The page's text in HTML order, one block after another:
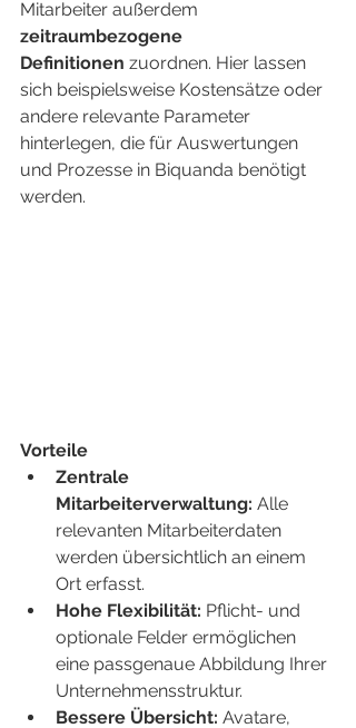
Mitarbeiter außerdem
zeitraumbezogene
Definitionen zuordnen. Hier lassen
sich beispielsweise Kostensätze oder
andere relevante Parameter
hinterlegen, die für Auswertungen
und Prozesse in Biquanda benötigt
werden.
Vorteile
Zentrale
Mitarbeiterverwaltung: Alle
relevanten Mitarbeiterdaten
werden übersichtlich an einem
Ort erfasst.
Hohe Flexibilität: Pflicht- und
optionale Felder ermöglichen
eine passgenaue Abbildung Ihrer
Unternehmensstruktur.
Bessere Übersicht: Avatare,